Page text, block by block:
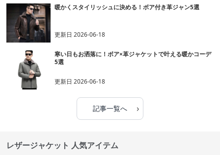
暖かくスタイリッシュに決める！ボア付き革ジャン5選
更新日2026-06-18
寒い日もお洒落に！ボア×革ジャケットで叶える暖かコーデ
5選
更新日2026-06-18
記事一覧へ ›
レザージャケット 人気アイテム